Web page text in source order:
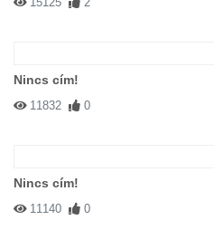
Nincs cím!
11832 0
Nincs cím!
11140 0